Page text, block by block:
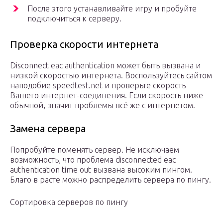
После этого устанавливайте игру и пробуйте
подключиться к серверу.
Проверка скорости интернета
Disconnect eac authentication может быть вызвана и
низкой скоростью интернета. Воспользуйтесь сайтом
наподобие speedtest.net и проверьте скорость
Вашего интернет-соединения. Если скорость ниже
обычной, значит проблемы всё же с интернетом.
Замена сервера
Попробуйте поменять сервер. Не исключаем
возможность, что проблема disconnected eac
authentication time out вызвана высоким пингом.
Благо в расте можно распределить сервера по пингу.
Сортировка серверов по пингу